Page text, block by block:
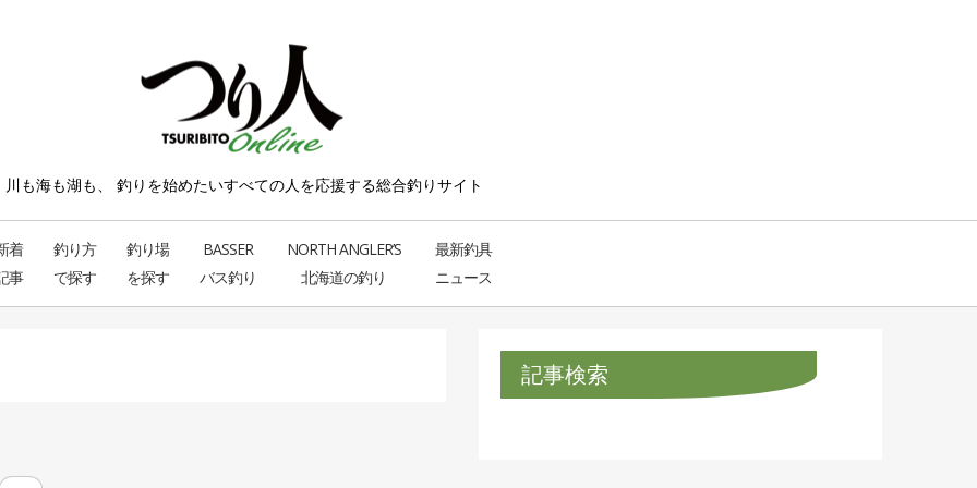
川も海も湖も、 釣りを始めたいすべての人を応援する総合釣りサイト
着
事
釣り方
で探す
釣り場
を探す
BASSER
バス釣り
NORTH ANGLER’S
北海道の釣り
最新釣具
ニュース
記事検索